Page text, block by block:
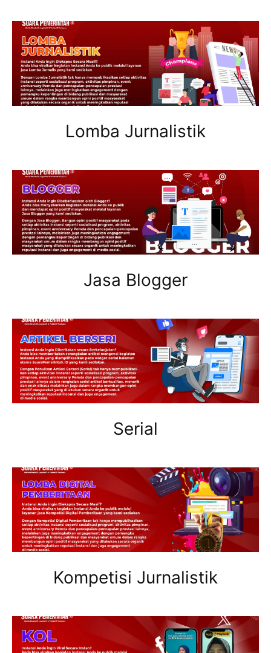
Lomba Jurnalistik
Jasa Blogger
Serial
Kompetisi Jurnalistik